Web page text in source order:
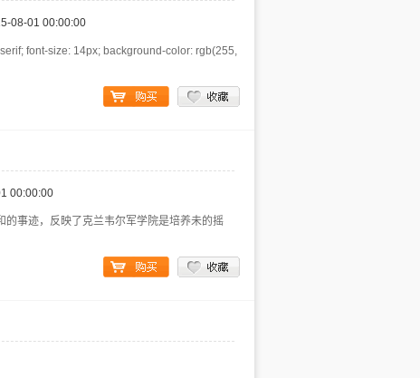
08-01 00:00:00
font-size: 14px; background-color: rgb(255,
00:00:00
事迹，反映了克兰韦尔军学院是培养未的摇